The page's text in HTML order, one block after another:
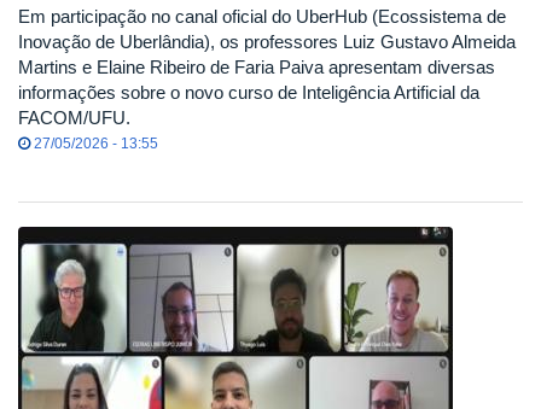
Em participação no canal oficial do UberHub (Ecossistema de
Inovação de Uberlândia), os professores Luiz Gustavo Almeida
Martins e Elaine Ribeiro de Faria Paiva apresentam diversas
informações sobre o novo curso de Inteligência Artificial da
FACOM/UFU.
27/05/2026 - 13:55